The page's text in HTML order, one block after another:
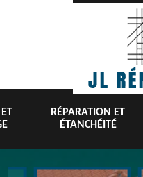
RÉPARATION ET
ÉTANCHÉITÉ